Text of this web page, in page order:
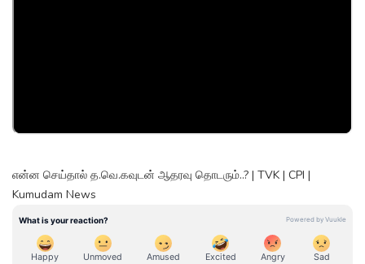
என்ன செய்தால் த.வெ.கவுடன் ஆதரவு தொடரும்..? | TVK | CPI |
Kumudam News